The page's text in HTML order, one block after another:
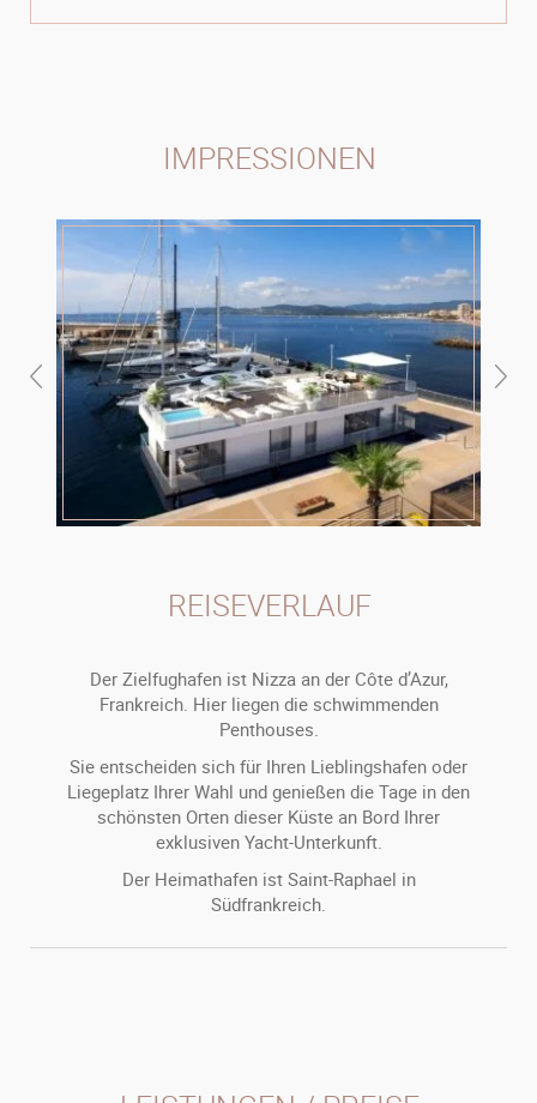
IMPRESSIONEN
REISEVERLAUF
Der Zielfughafen ist Nizza an der Côte d’Azur,
Frankreich. Hier liegen die schwimmenden
Penthouses.
Sie entscheiden sich für Ihren Lieblingshafen oder
Liegeplatz Ihrer Wahl und genießen die Tage in den
schönsten Orten dieser Küste an Bord Ihrer
exklusiven Yacht-Unterkunft.
Der Heimathafen ist Saint-Raphael in
Südfrankreich.